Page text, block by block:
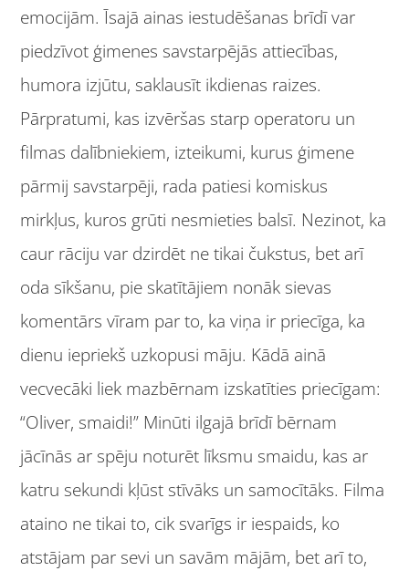
emocijām. Īsajā ainas iestudēšanas brīdī var
piedzīvot ģimenes savstarpējās attiecības,
humora izjūtu, saklausīt ikdienas raizes.
Pārpratumi, kas izvēršas starp operatoru un
filmas dalībniekiem, izteikumi, kurus ģimene
pārmij savstarpēji, rada patiesi komiskus
mirkļus, kuros grūti nesmieties balsī. Nezinot, ka
caur rāciju var dzirdēt ne tikai čukstus, bet arī
oda sīkšanu, pie skatītājiem nonāk sievas
komentārs vīram par to, ka viņa ir priecīga, ka
dienu iepriekš uzkopusi māju. Kādā ainā
vecvecāki liek mazbērnam izskatīties priecīgam:
“Oliver, smaidi!” Minūti ilgajā brīdī bērnam
jācīnās ar spēju noturēt līksmu smaidu, kas ar
katru sekundi kļūst stīvāks un samocītāks. Filma
ataino ne tikai to, cik svarīgs ir iespaids, ko
atstājam par sevi un savām mājām, bet arī to,